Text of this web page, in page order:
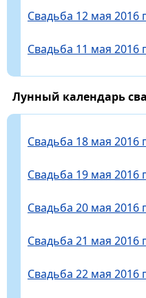
Свадьба 12 мая 2016
Свадьба 11 мая 2016
Лунный календарь
Свадьба 18 мая 2016
Свадьба 19 мая 2016
Свадьба 20 мая 2016
Свадьба 21 мая 2016
Свадьба 22 мая 2016